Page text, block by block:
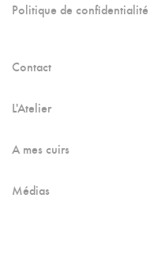
Politique de confidentialité
Contact
L'Atelier
A mes cuirs
Médias